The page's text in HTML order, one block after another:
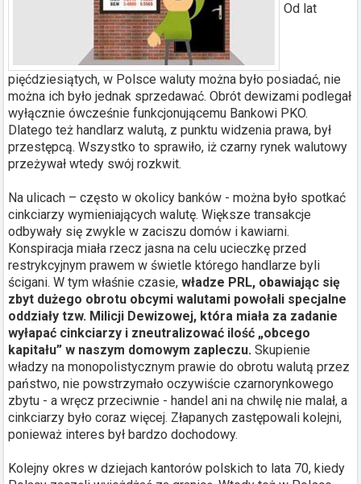
Od lat
pięćdziesiątych, w Polsce waluty można było posiadać, nie
można ich było jednak sprzedawać. Obrót dewizami podlegał
wyłącznie ówcześnie funkcjonującemu Bankowi PKO.
Dlatego też handlarz walutą, z punktu widzenia prawa, był
przestępcą. Wszystko to sprawiło, iż czarny rynek walutowy
przeżywał wtedy swój rozkwit.
Na ulicach – często w okolicy banków - można było spotkać
cinkciarzy wymieniających walutę. Większe transakcje
odbywały się zwykle w zaciszu domów i kawiarni.
Konspiracja miała rzecz jasna na celu ucieczkę przed
restrykcyjnym prawem w świetle którego handlarze byli
ścigani. W tym właśnie czasie, władze PRL, obawiając się
zbyt dużego obrotu obcymi walutami powołali specjalne
oddziały tzw. Milicji Dewizowej, która miała za zadanie
wyłapać cinkciarzy i zneutralizować ilość „obcego
kapitału” w naszym domowym zapleczu. Skupienie
władzy na monopolistycznym prawie do obrotu walutą przez
państwo, nie powstrzymało oczywiście czarnorynkowego
zbytu - a wręcz przeciwnie - handel ani na chwilę nie malał, a
cinkciarzy było coraz więcej. Złapanych zastępowali kolejni,
ponieważ interes był bardzo dochodowy.
Kolejny okres w dziejach kantorów polskich to lata 70, kiedy